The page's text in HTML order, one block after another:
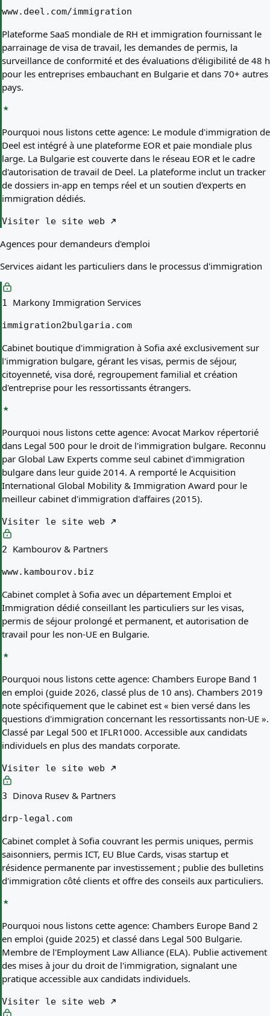
www.deel.com/immigration
Plateforme SaaS mondiale de RH et immigration fournissant le
parrainage de visa de travail, les demandes de permis, la
surveillance de conformité et des évaluations d'éligibilité de 48 h
pour les entreprises embauchant en Bulgarie et dans 70+ autres
pays.
Pourquoi nous listons cette agence: Le module d'immigration de
Deel est intégré à une plateforme EOR et paie mondiale plus
large. La Bulgarie est couverte dans le réseau EOR et le cadre
d'autorisation de travail de Deel. La plateforme inclut un tracker
de dossiers in-app en temps réel et un soutien d'experts en
immigration dédiés.
Visiter le site web
Agences pour demandeurs d'emploi
Services aidant les particuliers dans le processus d'immigration
1 Markony Immigration Services
immigration2bulgaria.com
Cabinet boutique d'immigration à Sofia axé exclusivement sur
l'immigration bulgare, gérant les visas, permis de séjour,
citoyenneté, visa doré, regroupement familial et création
d'entreprise pour les ressortissants étrangers.
Pourquoi nous listons cette agence: Avocat Markov répertorié
dans Legal 500 pour le droit de l'immigration bulgare. Reconnu
par Global Law Experts comme seul cabinet d'immigration
bulgare dans leur guide 2014. A remporté le Acquisition
International Global Mobility & Immigration Award pour le
meilleur cabinet d'immigration d'affaires (2015).
Visiter le site web
2 Kambourov & Partners
www.kambourov.biz
Cabinet complet à Sofia avec un département Emploi et
Immigration dédié conseillant les particuliers sur les visas,
permis de séjour prolongé et permanent, et autorisation de
travail pour les non-UE en Bulgarie.
Pourquoi nous listons cette agence: Chambers Europe Band 1
en emploi (guide 2026, classé plus de 10 ans). Chambers 2019
note spécifiquement que le cabinet est « bien versé dans les
questions d'immigration concernant les ressortissants non-UE ».
Classé par Legal 500 et IFLR1000. Accessible aux candidats
individuels en plus des mandats corporate.
Visiter le site web
3 Dinova Rusev & Partners
drp-legal.com
Cabinet complet à Sofia couvrant les permis uniques, permis
saisonniers, permis ICT, EU Blue Cards, visas startup et
résidence permanente par investissement ; publie des bulletins
d'immigration côté clients et offre des conseils aux particuliers.
Pourquoi nous listons cette agence: Chambers Europe Band 2
en emploi (guide 2025) et classé dans Legal 500 Bulgarie.
Membre de l'Employment Law Alliance (ELA). Publie activement
des mises à jour du droit de l'immigration, signalant une
pratique accessible aux candidats individuels.
Visiter le site web